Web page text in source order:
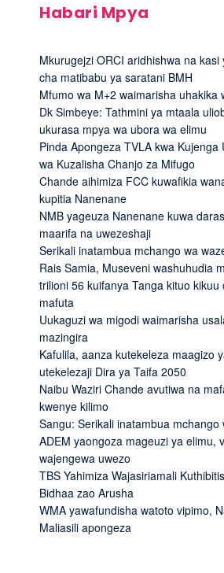
Habari Mpya
Mkurugejzi ORCI aridhishwa na kasi
cha matibabu ya saratani BMH
Mfumo wa M+2 waimarisha uhakika
Dk Simbeye: Tathmini ya mtaala
ukurasa mpya wa ubora wa elimu
Pinda Apongeza TVLA kwa Kujenga
wa Kuzalisha Chanjo za Mifugo
Chande aihimiza FCC kuwafikia
kupitia Nanenane
NMB yageuza Nanenane kuwa
maarifa na uwezeshaji
Serikali inatambua mchango wa
Rais Samia, Museveni washuhudia
trilioni 56 kuifanya Tanga kituo kikuu
mafuta
Uukaguzi wa migodi waimarisha
mazingira
Kafulila, aanza kutekeleza maagizo
utekelezaji Dira ya Taifa 2050
Naibu Waziri Chande avutiwa na
kwenye kilimo
Sangu: Serikali inatambua mchango
ADEM yaongoza mageuzi ya elimu,
wajengewa uwezo
TBS Yahimiza Wajasiriamali
Bidhaa zao Arusha
WMA yawafundisha watoto vipimo,
Maliasili apongeza